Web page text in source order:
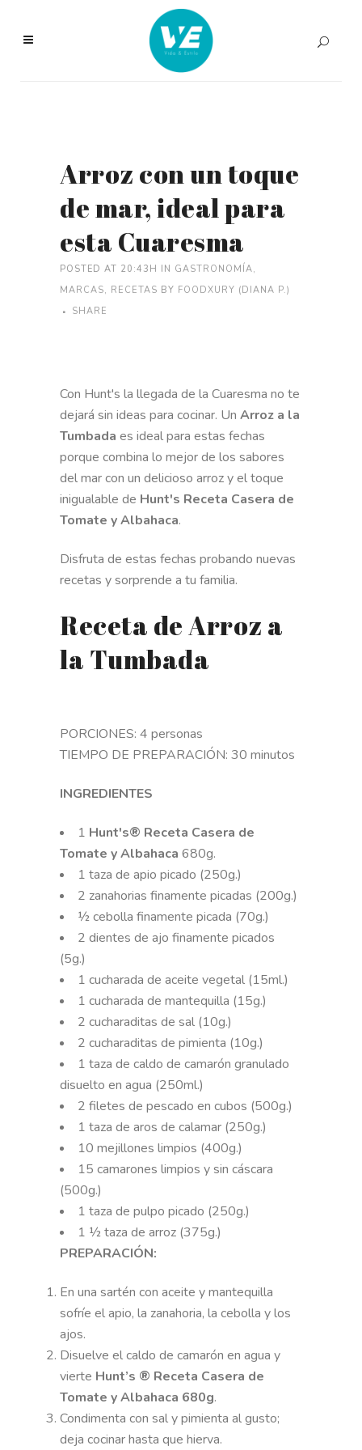
Arroz con un toque
de mar, ideal para
esta Cuaresma
POSTED AT 20:43H IN GASTRONOMÍA,
MARCAS, RECETAS BY FOODXURY (DIANA P.)
SHARE
Con Hunt's la llegada de la Cuaresma no te
dejará sin ideas para cocinar. Un Arroz a la
Tumbada es ideal para estas fechas
porque combina lo mejor de los sabores
del mar con un delicioso arroz y el toque
inigualable de Hunt's Receta Casera de
Tomate y Albahaca.
Disfruta de estas fechas probando nuevas
recetas y sorprende a tu familia.
Receta de Arroz a
la Tumbada
PORCIONES: 4 personas
TIEMPO DE PREPARACIÓN: 30 minutos
INGREDIENTES
1 Hunt's® Receta Casera de
Tomate y Albahaca 680g.
1 taza de apio picado (250g.)
2 zanahorias finamente picadas (200g.)
½ cebolla finamente picada (70g.)
2 dientes de ajo finamente picados
(5g.)
1 cucharada de aceite vegetal (15ml.)
1 cucharada de mantequilla (15g.)
2 cucharaditas de sal (10g.)
2 cucharaditas de pimienta (10g.)
1 taza de caldo de camarón granulado
disuelto en agua (250ml.)
2 filetes de pescado en cubos (500g.)
1 taza de aros de calamar (250g.)
10 mejillones limpios (400g.)
15 camarones limpios y sin cáscara
(500g.)
1 taza de pulpo picado (250g.)
1 ½ taza de arroz (375g.)
PREPARACIÓN:
En una sartén con aceite y mantequilla
sofríe el apio, la zanahoria, la cebolla y los
ajos.
Disuelve el caldo de camarón en agua y
vierte Hunt’s ® Receta Casera de
Tomate y Albahaca 680g.
Condimenta con sal y pimienta al gusto;
deja cocinar hasta que hierva.